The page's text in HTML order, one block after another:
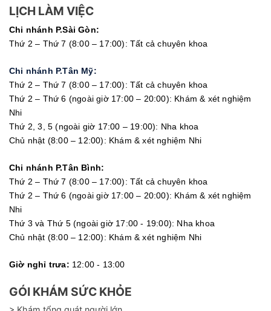
LỊCH LÀM VIỆC
Chi nhánh P.Sài Gòn:
Thứ 2 – Thứ 7 (8:00 – 17:00): Tất cả chuyên khoa
Chi nhánh P.Tân Mỹ:
Thứ 2 – Thứ 7 (8:00 – 17:00): Tất cả chuyên khoa
Thứ 2 – Thứ 6 (ngoài giờ 17:00 – 20:00): Khám & xét nghiệm
Nhi
Thứ 2, 3, 5 (ngoài giờ 17:00 – 19:00): Nha khoa
Chủ nhật (8:00 – 12:00): Khám & xét nghiệm Nhi
Chi nhánh P.Tân Bình:
Thứ 2 – Thứ 7 (8:00 – 17:00): Tất cả chuyên khoa
Thứ 2 – Thứ 6 (ngoài giờ 17:00 – 20:00): Khám & xét nghiệm
Nhi
Thứ 3 và Thứ 5 (ngoài giờ 17:00 - 19:00): Nha khoa
Chủ nhật (8:00 – 12:00): Khám & xét nghiệm Nhi
Giờ nghỉ trưa: 12:00 - 13:00
GÓI KHÁM SỨC KHỎE